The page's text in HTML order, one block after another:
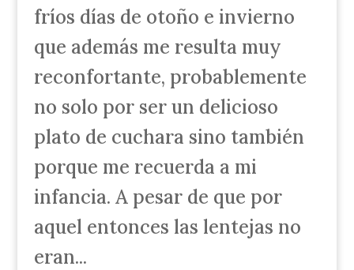
fríos días de otoño e invierno
que además me resulta muy
reconfortante, probablemente
no solo por ser un delicioso
plato de cuchara sino también
porque me recuerda a mi
infancia. A pesar de que por
aquel entonces las lentejas no
eran...